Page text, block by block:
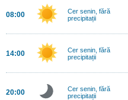
08:00
Cer senin, fără
precipitații
14:00
Cer senin, fără
precipitații
20:00
Cer senin, fără
precipitații